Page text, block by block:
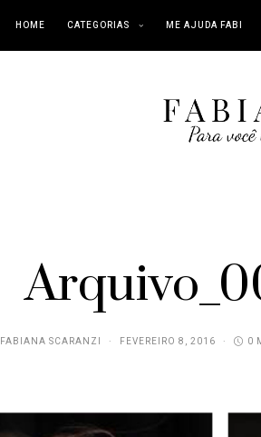
HOME CATEGORIAS ME AJUDA FABI
FABIANA SCARANZI FEVEREIRO 8, 2016 0